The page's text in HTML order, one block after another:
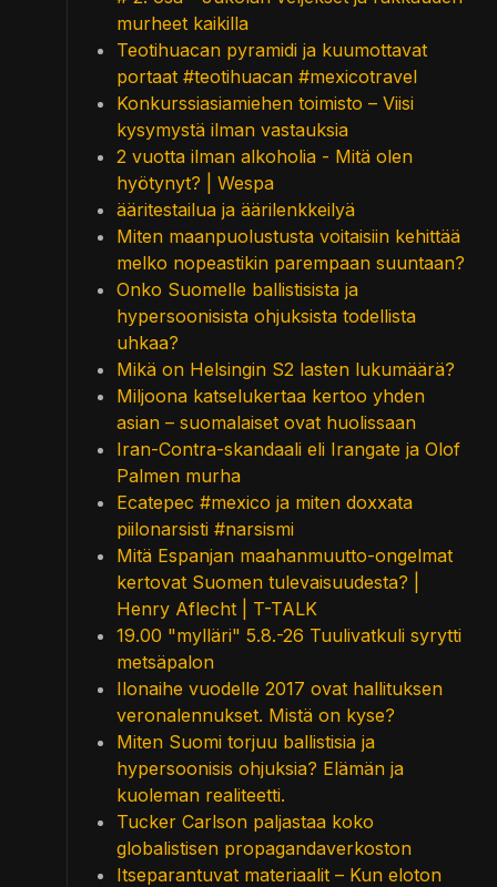
murheet kaikilla
Teotihuacan pyramidi ja kuumottavat
portaat #teotihuacan #mexicotravel
Konkurssiasiamiehen toimisto – Viisi
kysymystä ilman vastauksia
2 vuotta ilman alkoholia - Mitä olen
hyötynyt? | Wespa
ääritestailua ja äärilenkkeilyä
Miten maanpuolustusta voitaisiin kehittää
melko nopeastikin parempaan suuntaan?
Onko Suomelle ballistisista ja
hypersoonisista ohjuksista todellista
uhkaa?
Mikä on Helsingin S2 lasten lukumäärä?
Miljoona katselukertaa kertoo yhden
asian – suomalaiset ovat huolissaan
Iran-Contra-skandaali eli Irangate ja Olof
Palmen murha
Ecatepec #mexico ja miten doxxata
piilonarsisti #narsismi
Mitä Espanjan maahanmuutto-ongelmat
kertovat Suomen tulevaisuudesta? |
Henry Aflecht | T-TALK
19.00 "mylläri" 5.8.-26 Tuulivatkuli syrytti
metsäpalon
Ilonaihe vuodelle 2017 ovat hallituksen
veronalennukset. Mistä on kyse?
Miten Suomi torjuu ballistisia ja
hypersoonisis ohjuksia? Elämän ja
kuoleman realiteetti.
Tucker Carlson paljastaa koko
globalistisen propagandaverkoston
Itseparantuvat materiaalit – Kun eloton